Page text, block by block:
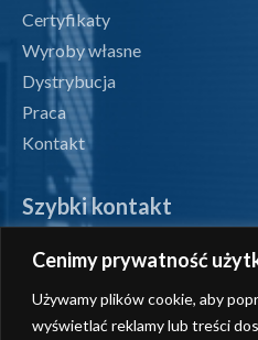
Cenimy prywatność
Używamy plików cookie, aby
wyświetlać reklamy lub treści
Certyfikaty
Wyroby własne
Dystrybucja
Praca
Kontakt
Szybki kontakt
fax +48 71 327 08 00